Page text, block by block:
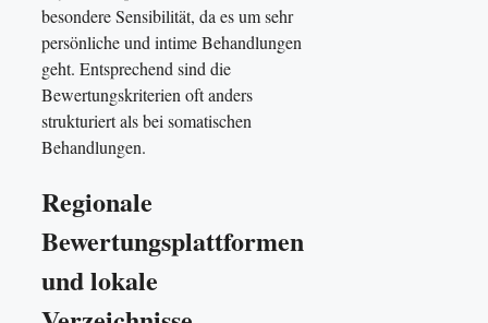
besondere Sensibilität, da es um sehr
persönliche und intime Behandlungen
geht. Entsprechend sind die
Bewertungskriterien oft anders
strukturiert als bei somatischen
Behandlungen.
Regionale
Bewertungsplattformen
und lokale